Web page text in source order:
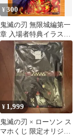
¥300
鬼滅の刃 無限城編第一
章 入場者特典イラスト
ボード 炭治郎 義勇 猗
窩座 非売品
¥ 1,999
鬼滅の刃 × ローソン ス
マホくじ 限定オリジナ